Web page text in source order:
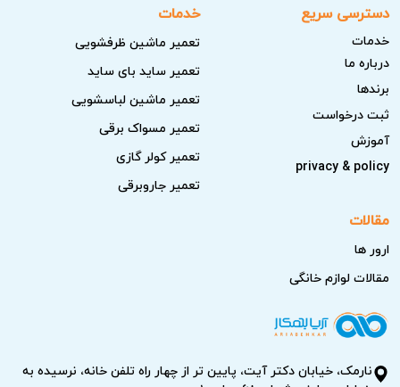
دسترسی سریع
خدمات
درباره ما
برندها
ثبت درخواست
آموزش
privacy & policy
خدمات
تعمیر ماشین ظرفشویی
تعمیر ساید بای ساید
تعمیر ماشین لباسشویی
تعمیر مسواک برقی
تعمیر کولر گازی
تعمیر جاروبرقی
مقالات
ارور ها
مقالات لوازم خانگی
نارمک، خیابان دکتر آیت، پایین تر از چهار راه تلفن خانه، نرسیده به